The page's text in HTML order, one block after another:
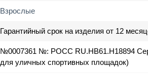
Взрослые
Гарантийный срок на изделия от 12
№0007361 №: РОСС RU.HB61.H18894
для уличных спортивных площадок)